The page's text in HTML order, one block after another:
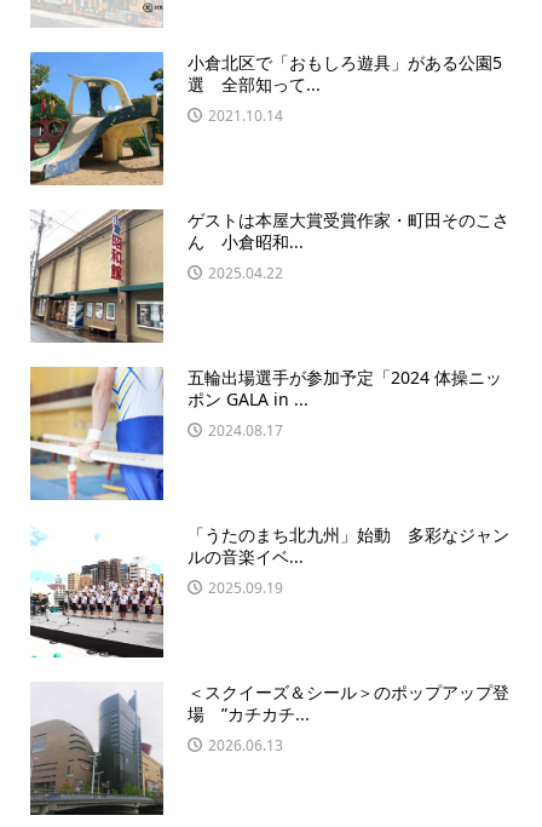
小倉北区で「おもしろ遊具」がある公園5
選 全部知って...
2021.10.14
ゲストは本屋大賞受賞作家・町田そのこさ
ん 小倉昭和...
2025.04.22
五輪出場選手が参加予定「2024 体操ニッ
ポン GALA in ...
2024.08.17
「うたのまち北九州」始動 多彩なジャン
ルの音楽イベ...
2025.09.19
＜スクイーズ＆シール＞のポップアップ登
場 ”カチカチ...
2026.06.13